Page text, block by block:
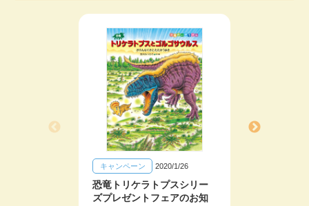
キャンペーン 2020/1/26
恐竜トリケラトプスシリー
ズプレゼントフェアのお知